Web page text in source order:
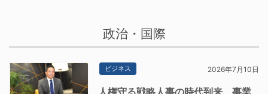
政治・国際
ビジネス 2026年7月10日
人権守る戦略人事の時代到来 事業